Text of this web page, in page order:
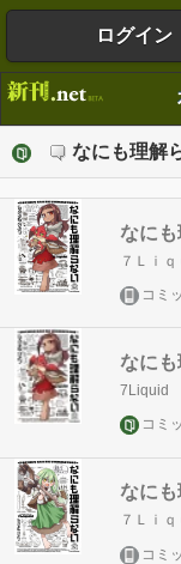
ログイン
なにも理解
なに
７Ｌｉｑ
コミ
なに
7Liquid
コミ
なに
７Ｌｉｑ
コミ